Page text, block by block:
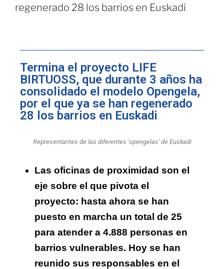
regenerado 28 los barrios en Euskadi
Termina el proyecto LIFE
BIRTUOSS, que durante 3 años ha
consolidado el modelo Opengela,
por el que ya se han regenerado
28 los barrios en Euskadi
Representantes de las diferentes 'opengelas' de Euskadi
Las oficinas de proximidad son el
eje sobre el que pivota el
proyecto: hasta ahora se han
puesto en marcha un total de 25
para atender a 4.888 personas en
barrios vulnerables. Hoy se han
reunido sus responsables en el